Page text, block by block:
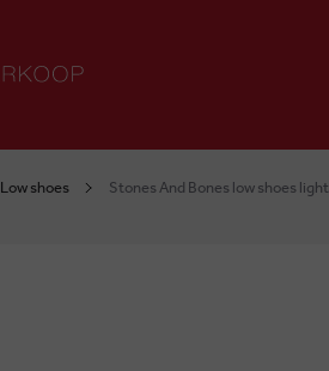
Low shoes Stones And Bones low shoes